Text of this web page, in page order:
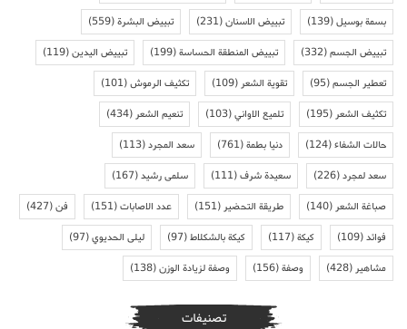
بسمة بوسيل(139) تبييض الاسنان(231) تبييض البشرة(559)
تبييض الجسم(332) تبييض المنطقة الحساسة(199) تبييض اليدين(119)
تعطير الجسم(95) تقوية الشعر(109) تكثيف الرموش(101)
تكثيف الشعر(195) تلميع الاواني(103) تنعيم الشعر(434)
حالات الشفاء(124) دنيا بطمة(761) سعد المجرد(113)
سعد لمجرد(226) سعيدة شرف(111) سلمى رشيد(167)
صباغة الشعر(140) طريقة التحضير(151) عدد الاصابات(151) فن(427)
فوائد(109) كيكة(117) كيكة بالشكلاط(97) ليلى الحديوي(97)
مشاهير(428) وصفة(156) وصفة لزيادة الوزن(138)
تصنيفات